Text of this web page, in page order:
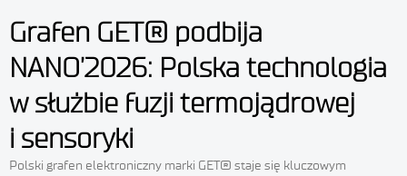
Grafen GET® podbija
NANO’2026: Polska technologia
w służbie fuzji termojądrowej
i sensoryki
Polski grafen elektroniczny marki GET® staje się kluczowym